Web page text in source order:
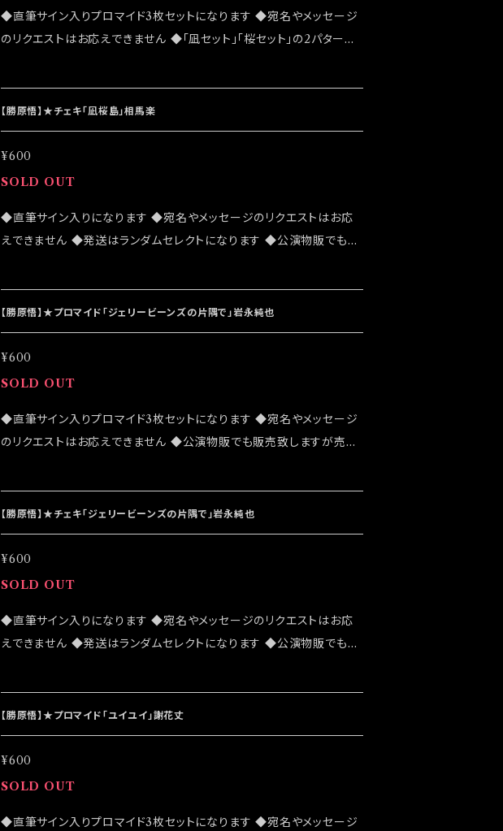
◆直筆サイン入りプロマイド3枚セットになります ◆宛名やメッセージ
のリクエストはお応えできません ◆「凪セット」「桜セット」の2パターン
ざいます ◆確実にお手にしたいお客様はこちらのオンラインショップで
のご注文をお願い致します ◆発送は 2022/03/20イベント「大感謝
祭」後になります
【勝原悟】★チェキ「凪桜島」相馬楽
¥600
SOLD OUT
◆直筆サイン入りになります ◆宛名やメッセージのリクエストはお応
えできません ◆発送はランダムセレクトになります ◆公演物販でも販
客様はこちらのオンラインショップでのご注文をお願い致します ◆発送
は 2022/03/20イベント「大感謝祭」後になります
【勝原悟】★プロマイド「ジェリービーンズの片隅で」岩永純也
¥600
SOLD OUT
◆直筆サイン入りプロマイド3枚セットになります ◆宛名やメッセージ
のリクエストはお応えできません ◆公演物販でも販売致しますが売切
ンラインショップでのご注文をお願い致します ◆発送は12/4イベント
「大感謝祭」後になります
【勝原悟】★チェキ「ジェリービーンズの片隅で」岩永純也
¥600
SOLD OUT
◆直筆サイン入りになります ◆宛名やメッセージのリクエストはお応
えできません ◆発送はランダムセレクトになります ◆公演物販でも販
客様はこちらのオンラインショップでのご注文をお願い致します ◆発送
は12/4イベント「大感謝祭」後になります
【勝原悟】★プロマイド「ユイユイ」謝花丈
¥600
SOLD OUT
◆直筆サイン入りプロマイド3枚セットになります ◆宛名やメッセージ